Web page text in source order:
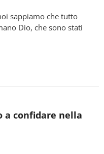
sappiamo che tutto
Dio, che sono stati
a confidare nella